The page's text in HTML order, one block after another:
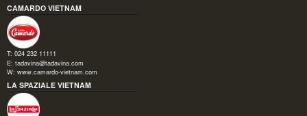
CAMARDO VIETNAM
T: 024 232 11111
E: tadavina@tadavina.com
W: www.camardo-vietnam.com
LA SPAZIALE VIETNAM